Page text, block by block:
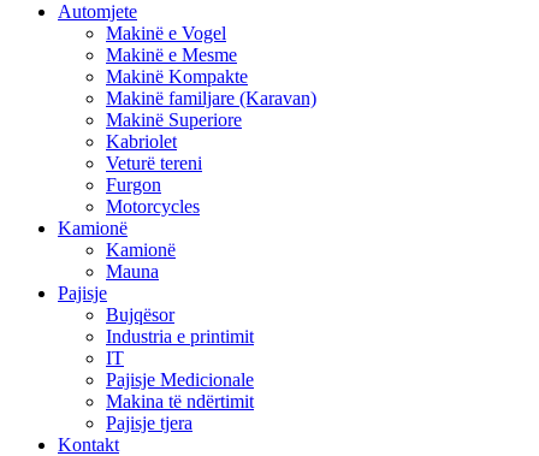
Automjete
Makinë e Vogel
Makinë e Mesme
Makinë Kompakte
Makinë familjare (Karavan)
Makinë Superiore
Kabriolet
Veturë tereni
Furgon
Motorcycles
Kamionë
Kamionë
Mauna
Pajisje
Bujqësor
Industria e printimit
IT
Pajisje Medicionale
Makina të ndërtimit
Pajisje tjera
Kontakt